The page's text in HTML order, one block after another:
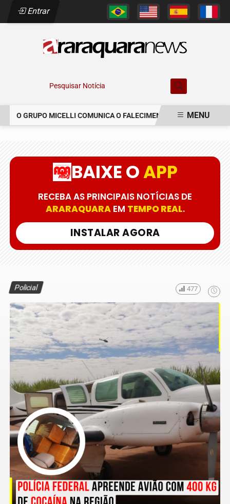
Entrar
Pesquisar Notícia
O GRUPO MICELLI COMUNICA O FALECIMENTO DO SR. MARCELO
MENU
BAIXE OAPP
RECEBA AS PRINCIPAIS NOTÍCIAS DE
ARARAQUARAEM TEMPO REAL.
INSTALAR AGORA
Policial 477